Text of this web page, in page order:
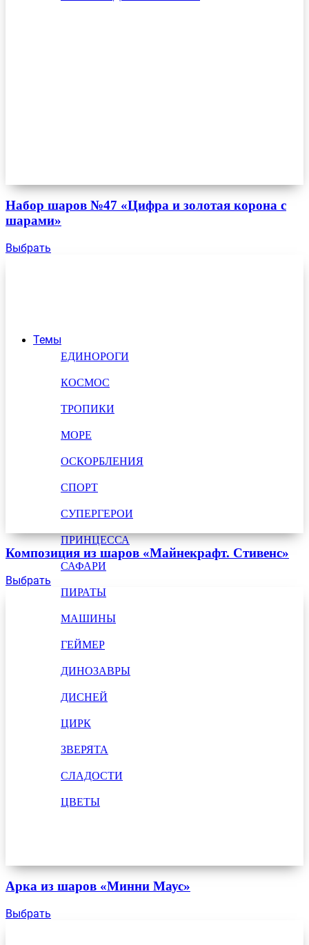
Темы
ЕДИНОРОГИ
КОСМОС
ТРОПИКИ
МОРЕ
ОСКОРБЛЕНИЯ
СПОРТ
СУПЕРГЕРОИ
ПРИНЦЕССА
САФАРИ
ПИРАТЫ
МАШИНЫ
ГЕЙМЕР
ДИНОЗАВРЫ
ДИСНЕЙ
ЦИРК
ЗВЕРЯТА
СЛАДОСТИ
ЦВЕТЫ
Набор шаров №47 «Цифра и золотая корона с
шарами»
Выбрать
Композиция из шаров «Майнекрафт. Стивенс»
Выбрать
Арка из шаров «Минни Маус»
Выбрать